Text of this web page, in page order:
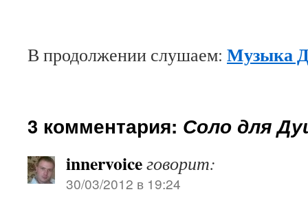
В продолжении слушаем: Музыка
3 комментария: Соло для
innervoiceговорит:
30/03/2012 в 19:24